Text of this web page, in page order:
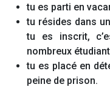
tu es parti en
tu résides dans
tu es inscrit,
nombreux
tu es placé en
peine de prison.